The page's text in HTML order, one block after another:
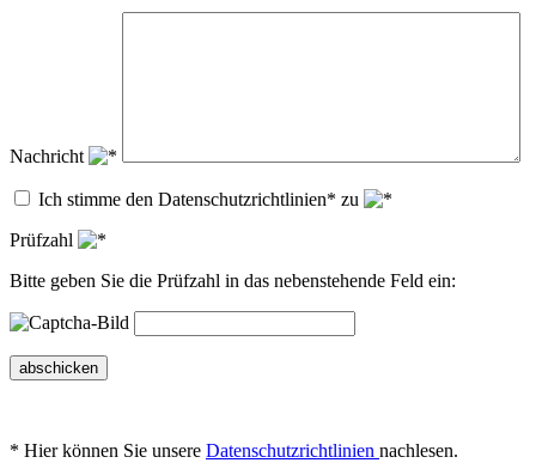
Nachricht
Ich stimme den Datenschutzrichtlinien* zu
Prüfzahl
Bitte geben Sie die Prüfzahl in das nebenstehende Feld ein:
abschicken
* Hier können Sie unsere Datenschutzrichtlinien nachlesen.